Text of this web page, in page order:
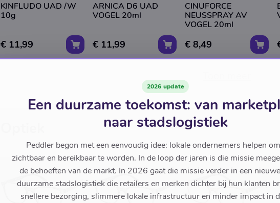
KINFLUDO UAD /W
10g
€ 11,99
ARNICA D6 UAD
VOGEL 20ml
€ 11,99
CINUFORCE
NEUSSPRAY AV
VOGEL 20ml
€ 8,49
2026 update
Een duurzame toekomst: van
naar stadslogistiek
Peddler begon met een eenvoudig idee: lokale ondernemers helpen
zichtbaar en bereikbaar te worden. In de loop der jaren is die missie
de behoeften van de markt. In 2026 gaat die missie verder in een
duurzame stadslogistiek die retailers en merken dichter bij hun klanten
snellere bezorging, slimmere lokale infrastructuur en minder impact in